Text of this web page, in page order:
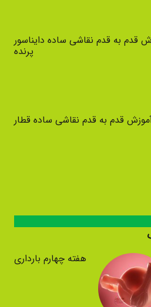
قدم به قدم نقاشی ساده دایناسور
پرنده
قدم به قدم نقاشی ساده قطار
هفته چهارم بارداری